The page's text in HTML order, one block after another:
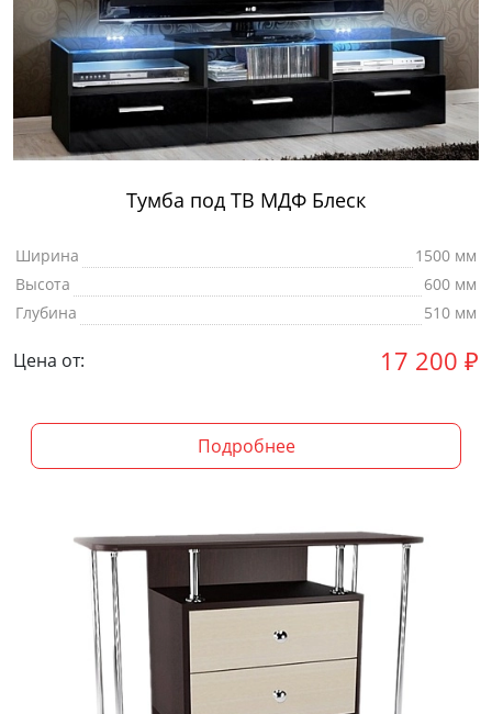
Тумба под ТВ МДФ Блеск
Ширина
1500 мм
Высота
600 мм
Глубина
510 мм
Цена от: 17 200 ₽
Подробнее